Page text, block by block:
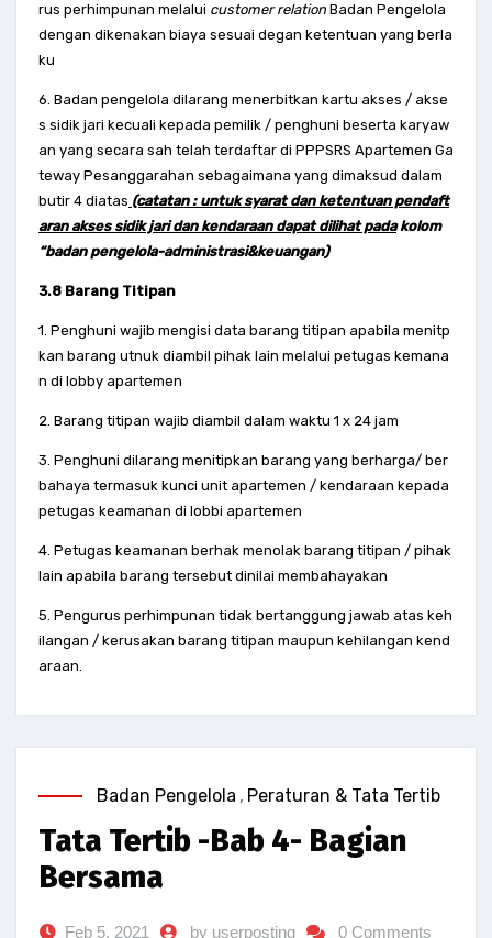
rus perhimpunan melalui customer relation Badan Pengelola
dengan dikenakan biaya sesuai degan ketentuan yang berla
ku
6. Badan pengelola dilarang menerbitkan kartu akses / akse
s sidik jari kecuali kepada pemilik / penghuni beserta karyaw
an yang secara sah telah terdaftar di PPPSRS Apartemen Ga
teway Pesanggarahan sebagaimana yang dimaksud dalam
butir 4 diatas (catatan : untuk syarat dan ketentuan pendaft
aran akses sidik jari dan kendaraan dapat dilihat padakolom
“badan pengelola-administrasi&keuangan)
3.8 Barang Titipan
1. Penghuni wajib mengisi data barang titipan apabila menitp
kan barang utnuk diambil pihak lain melalui petugas kemana
n di lobby apartemen
2. Barang titipan wajib diambil dalam waktu 1 x 24 jam
3. Penghuni dilarang menitipkan barang yang berharga/ ber
bahaya termasuk kunci unit apartemen / kendaraan kepada
petugas keamanan di lobbi apartemen
4. Petugas keamanan berhak menolak barang titipan / pihak
lain apabila barang tersebut dinilai membahayakan
5. Pengurus perhimpunan tidak bertanggung jawab atas keh
ilangan / kerusakan barang titipan maupun kehilangan kend
araan.
Badan Pengelola , Peraturan & Tata Tertib
Tata Tertib -Bab 4- Bagian
Bersama
Feb 5, 2021 by userposting 0 Comments